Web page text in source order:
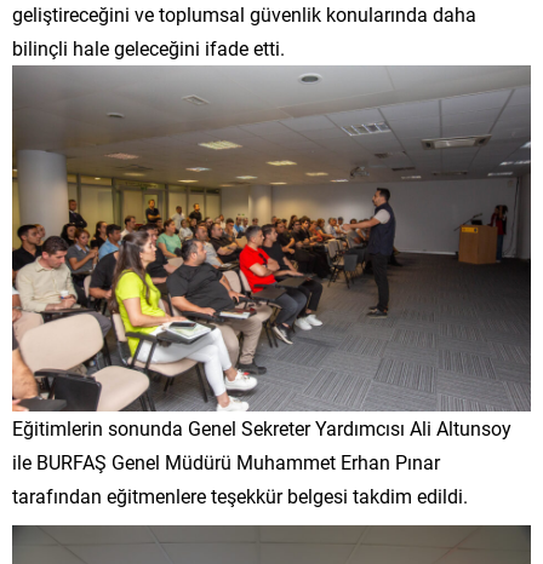
geliştireceğini ve toplumsal güvenlik konularında daha
bilinçli hale geleceğini ifade etti.
Eğitimlerin sonunda Genel Sekreter Yardımcısı Ali Altunsoy
ile BURFAŞ Genel Müdürü Muhammet Erhan Pınar
tarafından eğitmenlere teşekkür belgesi takdim edildi.